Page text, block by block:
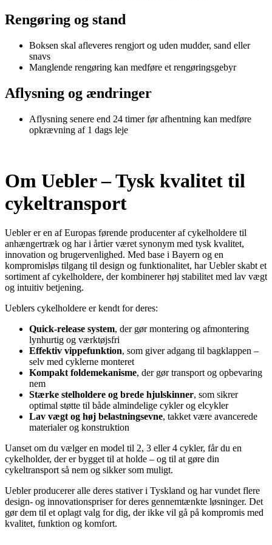
Rengøring og stand
Boksen skal afleveres rengjort og uden mudder, sand eller
snavs
Manglende rengøring kan medføre et rengøringsgebyr
Aflysning og ændringer
Aflysning senere end 24 timer før afhentning kan medføre
opkrævning af 1 dags leje
Om Uebler – Tysk kvalitet til
cykeltransport
Uebler er en af Europas førende producenter af cykelholdere til
anhængertræk og har i årtier været synonym med tysk kvalitet,
innovation og brugervenlighed. Med base i Bayern og en
kompromisløs tilgang til design og funktionalitet, har Uebler skabt et
sortiment af cykelholdere, der kombinerer høj stabilitet med lav vægt
og intuitiv betjening.
Ueblers cykelholdere er kendt for deres:
Quick-release system, der gør montering og afmontering
lynhurtig og værktøjsfri
Effektiv vippefunktion, som giver adgang til bagklappen –
selv med cyklerne monteret
Kompakt foldemekanisme, der gør transport og opbevaring
nem
Stærke stelholdere og brede hjulskinner, som sikrer
optimal støtte til både almindelige cykler og elcykler
Lav vægt og høj belastningsevne, takket være avancerede
materialer og konstruktion
Uanset om du vælger en model til 2, 3 eller 4 cykler, får du en
cykelholder, der er bygget til at holde – og til at gøre din
cykeltransport så nem og sikker som muligt.
Uebler producerer alle deres stativer i Tyskland og har vundet flere
design- og innovationspriser for deres gennemtænkte løsninger. Det
gør dem til et oplagt valg for dig, der ikke vil gå på kompromis med
kvalitet, funktion og komfort.